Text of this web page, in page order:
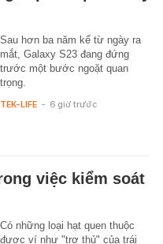
Sau hơn ba năm kể từ ngày ra
mắt, Galaxy S23 đang đứng
trước một bước ngoặt quan
trọng.
TEK-LIFE - 6 giờ trước
việc kiểm soát
Có những loại hạt quen thuộc
được ví như "trợ thủ" của trái